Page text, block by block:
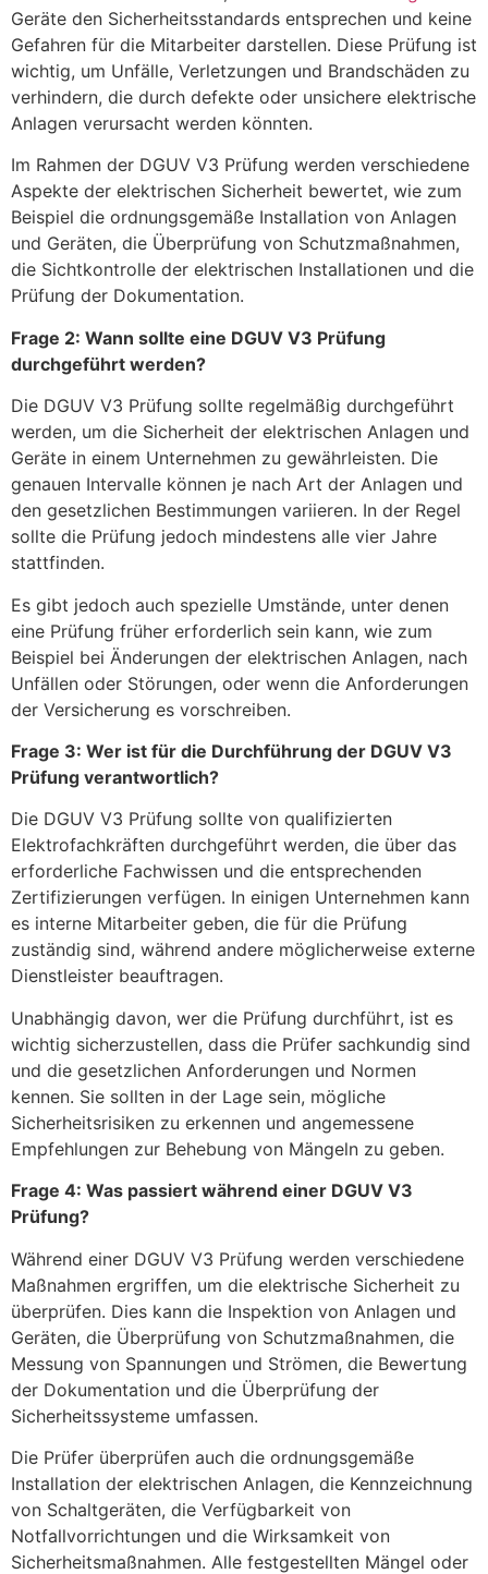
Geräte den Sicherheitsstandards entsprechen und keine
Gefahren für die Mitarbeiter darstellen. Diese Prüfung ist
wichtig, um Unfälle, Verletzungen und Brandschäden zu
verhindern, die durch defekte oder unsichere elektrische
Anlagen verursacht werden könnten.
Im Rahmen der DGUV V3 Prüfung werden verschiedene
Aspekte der elektrischen Sicherheit bewertet, wie zum
Beispiel die ordnungsgemäße Installation von Anlagen
und Geräten, die Überprüfung von Schutzmaßnahmen,
die Sichtkontrolle der elektrischen Installationen und die
Prüfung der Dokumentation.
Frage 2: Wann sollte eine DGUV V3 Prüfung
durchgeführt werden?
Die DGUV V3 Prüfung sollte regelmäßig durchgeführt
werden, um die Sicherheit der elektrischen Anlagen und
Geräte in einem Unternehmen zu gewährleisten. Die
genauen Intervalle können je nach Art der Anlagen und
den gesetzlichen Bestimmungen variieren. In der Regel
sollte die Prüfung jedoch mindestens alle vier Jahre
stattfinden.
Es gibt jedoch auch spezielle Umstände, unter denen
eine Prüfung früher erforderlich sein kann, wie zum
Beispiel bei Änderungen der elektrischen Anlagen, nach
Unfällen oder Störungen, oder wenn die Anforderungen
der Versicherung es vorschreiben.
Frage 3: Wer ist für die Durchführung der DGUV V3
Prüfung verantwortlich?
Die DGUV V3 Prüfung sollte von qualifizierten
Elektrofachkräften durchgeführt werden, die über das
erforderliche Fachwissen und die entsprechenden
Zertifizierungen verfügen. In einigen Unternehmen kann
es interne Mitarbeiter geben, die für die Prüfung
zuständig sind, während andere möglicherweise externe
Dienstleister beauftragen.
Unabhängig davon, wer die Prüfung durchführt, ist es
wichtig sicherzustellen, dass die Prüfer sachkundig sind
und die gesetzlichen Anforderungen und Normen
kennen. Sie sollten in der Lage sein, mögliche
Sicherheitsrisiken zu erkennen und angemessene
Empfehlungen zur Behebung von Mängeln zu geben.
Frage 4: Was passiert während einer DGUV V3
Prüfung?
Während einer DGUV V3 Prüfung werden verschiedene
Maßnahmen ergriffen, um die elektrische Sicherheit zu
überprüfen. Dies kann die Inspektion von Anlagen und
Geräten, die Überprüfung von Schutzmaßnahmen, die
Messung von Spannungen und Strömen, die Bewertung
der Dokumentation und die Überprüfung der
Sicherheitssysteme umfassen.
Die Prüfer überprüfen auch die ordnungsgemäße
Installation der elektrischen Anlagen, die Kennzeichnung
von Schaltgeräten, die Verfügbarkeit von
Notfallvorrichtungen und die Wirksamkeit von
Sicherheitsmaßnahmen. Alle festgestellten Mängel oder